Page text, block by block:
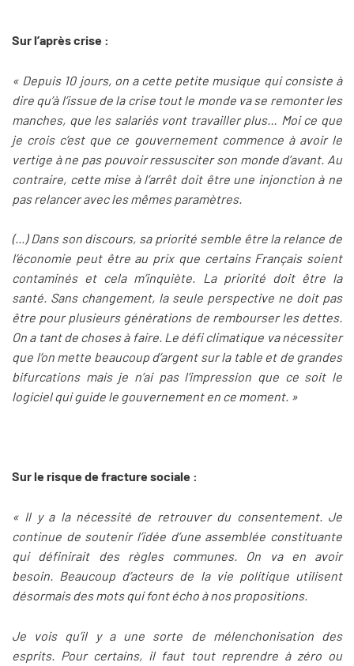
Sur l’après crise :
« Depuis 10 jours, on a cette petite musique qui consiste à
dire qu’à l’issue de la crise tout le monde va se remonter les
manches, que les salariés vont travailler plus… Moi ce que
je crois c’est que ce gouvernement commence à avoir le
vertige à ne pas pouvoir ressusciter son monde d’avant. Au
contraire, cette mise à l’arrêt doit être une injonction à ne
pas relancer avec les mêmes paramètres.
(...) Dans son discours, sa priorité semble être la relance de
l’économie peut être au prix que certains Français soient
contaminés et cela m’inquiète. La priorité doit être la
santé. Sans changement, la seule perspective ne doit pas
être pour plusieurs générations de rembourser les dettes.
On a tant de choses à faire. Le défi climatique va nécessiter
que l’on mette beaucoup d’argent sur la table et de grandes
bifurcations mais je n’ai pas l’impression que ce soit le
logiciel qui guide le gouvernement en ce moment. »
Sur le risque de fracture sociale :
« Il y a la nécessité de retrouver du consentement. Je
continue de soutenir l’idée d’une assemblée constituante
qui définirait des règles communes. On va en avoir
besoin. Beaucoup d’acteurs de la vie politique utilisent
désormais des mots qui font écho à nos propositions.
Je vois qu’il y a une sorte de mélenchonisation des
esprits. Pour certains, il faut tout reprendre à zéro ou